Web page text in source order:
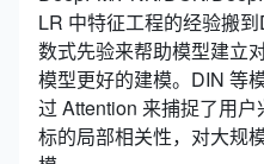
LR 中特征工程的经验搬
数式先验来帮助模型建立
模型更好的建模。DIN 等
过 Attention 来捕捉了用
标的局部相关性，对大规